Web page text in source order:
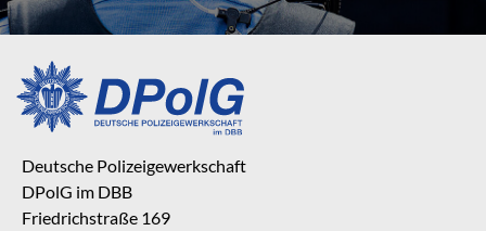
Deutsche Polizeigewerkschaft
DPolG im DBB
Friedrichstraße 169